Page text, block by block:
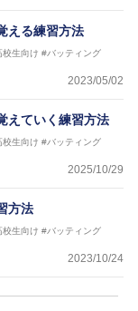
える練習方法
校生向け #バッティング
2023/05/02
えていく練習方法
校生向け #バッティング
2025/10/29
方法
校生向け #バッティング
2023/10/24